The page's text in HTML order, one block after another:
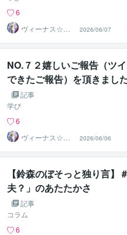
6
ヴィーナス☆パ
ワー
2026/06/07
NO.７２嬉しいご報告（ツ
できたご報告）を頂きまし
記事
学び
6
ヴィーナス☆パ
ワー
2026/06/06
【鈴森のぼそっと独り言】
夫？」のあたたかさ
記事
コラム
6